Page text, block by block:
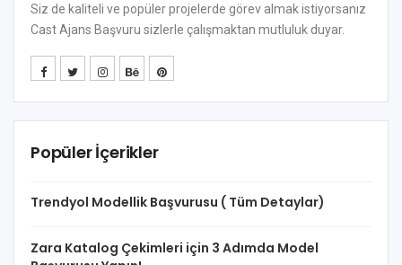
Siz de kaliteli ve popüler projelerde görev almak istiyorsanız
Cast Ajans Başvuru sizlerle çalışmaktan mutluluk duyar.
Popüler İçerikler
Trendyol Modellik Başvurusu ( Tüm Detaylar)
Zara Katalog Çekimleri için 3 Adımda Model